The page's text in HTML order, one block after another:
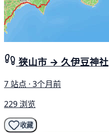
狭山市 → 久伊豆神社
7 站点 · 3个月前
229 浏览
收藏